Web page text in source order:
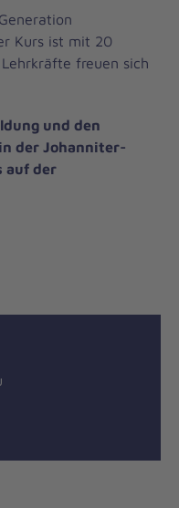
Kurs ist mit 20
freuen sich
und den
der Johanniter-
auf der